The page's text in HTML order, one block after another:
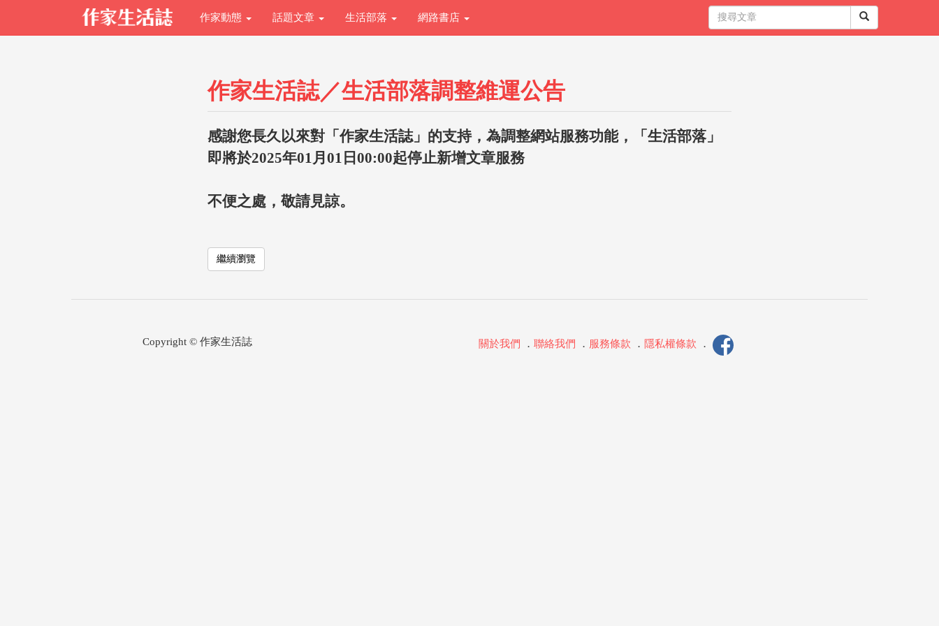
作家動態 話題文章 生活部落 網路書店
作家生活誌／生活部落調整維運公告
感謝您長久以來對「作家生活誌」的支持，為調整網站服務功能，「生活部落」
即將於2025年01月01日00:00起停止新增文章服務
不便之處，敬請見諒。
繼續瀏覽
Copyright © 作家生活誌 關於我們 ． 聯絡我們 ． 服務條款 ． 隱私權條款 ．